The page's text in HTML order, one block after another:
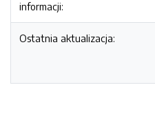
informacji:
Ostatnia aktualizacja: